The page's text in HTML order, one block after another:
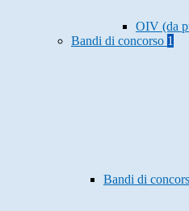
OIV (da
Bandi di concorso 1
Bandi di